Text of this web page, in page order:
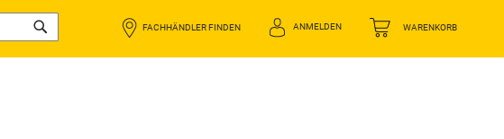
WARENKORB
FACHHÄNDLER FINDEN ANMELDEN